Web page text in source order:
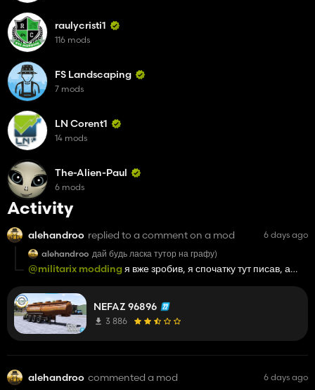
Activity
alehandroo replied to a comment on a mod
6 days ago
alehandroo дай будь ласка тутор на графу)
@militarix moddingя вже зробив, я спочатку тут писав, а
NEFAZ 96896
3 886
alehandroo commented a mod 6 days ago
raulycristi1
116 mods
FS Landscaping
7 mods
LN Corent1
14 mods
The-Alien-Paul
6 mods